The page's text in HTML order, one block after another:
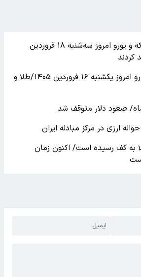
نرخ ارز دلار، طلا ، سکه و یورو امروز سه‌شنبه ۱۸ فروردین
نرخ ارز دلار، طلا و یورو امروز یکشنبه ۱۶ فروردین ۱۴۰۵/طلا و
ارزی در مرکز مبادله ایران
به کف رسیده است/ اکنون زمان